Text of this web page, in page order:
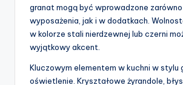
granat mogą być wprowadzone
wyposażenia, jak i w dodatkach.
w kolorze stali nierdzewnej lub czerni
wyjątkowy akcent.
Kluczowym elementem w kuchni w stylu
oświetlenie. Kryształowe żyrandole,